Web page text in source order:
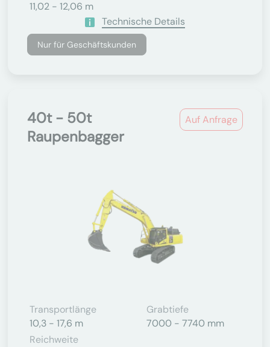
11,02 - 12,06 m
Technische Details
Nur für Geschäftskunden
Auf Anfrage
40t - 50t
Raupenbagger
Transportlänge
10,3 - 17,6 m
Grabtiefe
7000 - 7740 mm
Reichweite